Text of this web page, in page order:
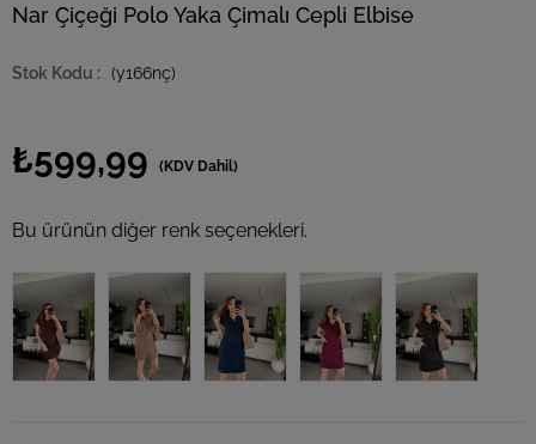
Nar Çiçeği Polo Yaka Çimalı Cepli Elbise
(y166nç)
₺599,99 (KDV Dahil)
Bu ürünün diğer renk seçenekleri.
Tükendi